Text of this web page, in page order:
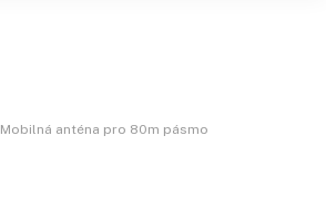
Mobilná anténa pro 80m pásmo